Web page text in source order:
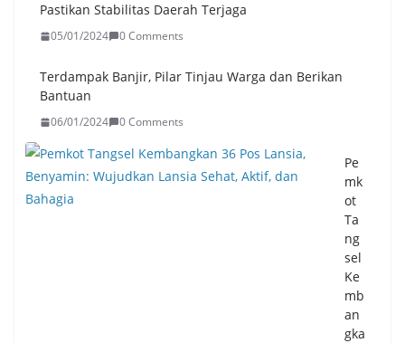
Pastikan Stabilitas Daerah Terjaga
05/01/2024 0 Comments
Terdampak Banjir, Pilar Tinjau Warga dan Berikan
Bantuan
06/01/2024 0 Comments
Pe
mk
ot
Ta
ng
sel
Ke
mb
an
gka